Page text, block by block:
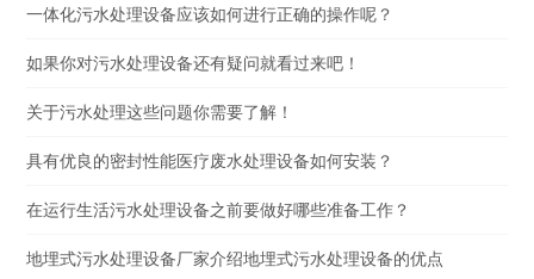
一体化污水处理设备应该如何进行正确的操作呢？
如果你对污水处理设备还有疑问就看过来吧！
关于污水处理这些问题你需要了解！
具有优良的密封性能医疗废水处理设备如何安装？
在运行生活污水处理设备之前要做好哪些准备工作？
地埋式污水处理设备厂家介绍地埋式污水处理设备的优点